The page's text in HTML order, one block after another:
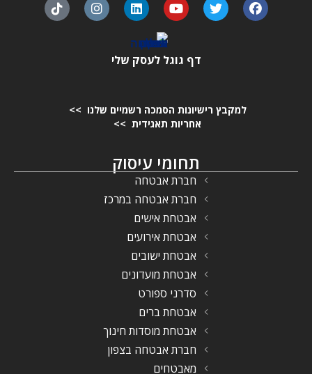
דף גוגל לעסק שלי
למקבץ רישיונות הסמכה רשמיים שלנו >>
אחריות תאגידית >>
תחומי עיסוק
חברת אבטחה
חברת אבטחה במרכז
אבטחת אישים
אבטחת אירועים
אבטחת ישובים
אבטחת מועדונים
סדרני ספורט
אבטחת ברים
אבטחת מוסדות חינוך
חברת אבטחה בצפון
מאבטחים